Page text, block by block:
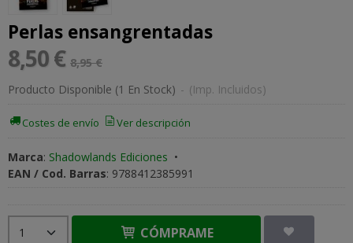
Perlas ensangrentadas
8,50 € 8,95 €
Producto Disponible (1 En Stock) - (Imp. Incluidos)
Costes de envío Ver descripción
Marca: Shadowlands Ediciones •
EAN / Cod. Barras: 9788412385991
CÓMPRAME